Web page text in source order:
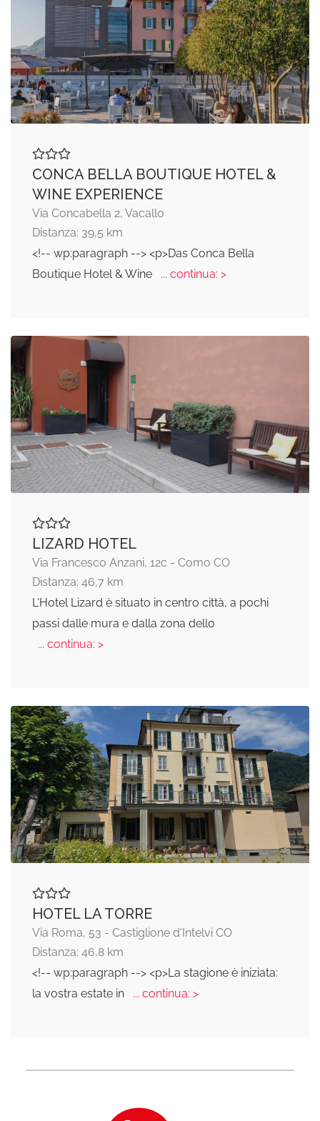
CONCA BELLA BOUTIQUE HOTEL &
WINE EXPERIENCE
Via Concabella 2, Vacallo
Distanza: 39,5 km
<!-- wp:paragraph --> <p>Das Conca Bella
Boutique Hotel & Wine
... continua: >
LIZARD HOTEL
Via Francesco Anzani, 12c - Como CO
Distanza: 46,7 km
L‘Hotel Lizard è situato in centro città, a pochi
passi dalle mura e dalla zona dello
... continua: >
HOTEL LA TORRE
Via Roma, 53 - Castiglione d'Intelvi CO
Distanza: 46,8 km
<!-- wp:paragraph --> <p>La stagione è iniziata:
la vostra estate in
... continua: >